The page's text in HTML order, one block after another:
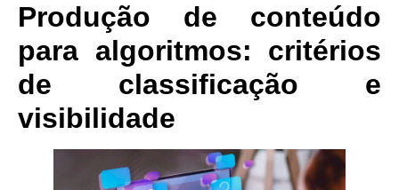
Produção de conteúdo
para algoritmos: critérios
de classificação e
visibilidade